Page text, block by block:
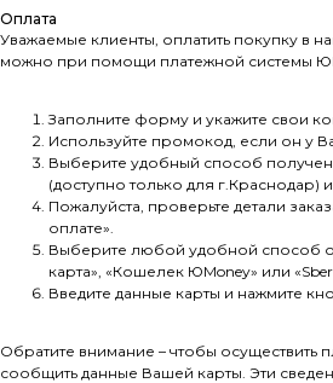
Оплата
Уважаемые клиенты, оплатить покупку в
можно при помощи платежной системы
Заполните форму и укажите свои
Используйте промокод, если он у
Выберите удобный способ
(доступно только для г.Краснодар)
Пожалуйста, проверьте детали
оплате».
Выберите любой удобной способ
карта», «Кошелек ЮMoney» или
Введите данные карты и нажмите
Обратите внимание – чтобы осуществить
сообщить данные Вашей карты. Эти